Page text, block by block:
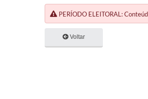
PERÍODO ELEITORAL:
Voltar